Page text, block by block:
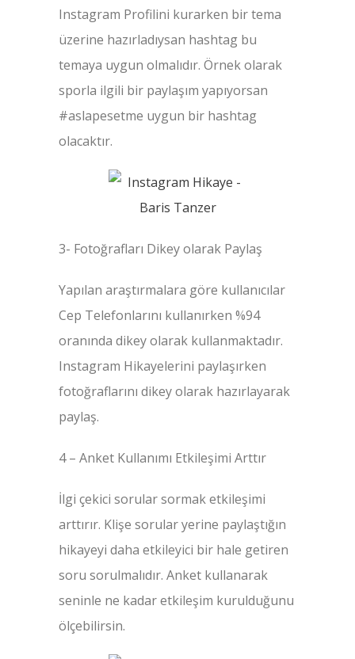
Instagram Profilini kurarken bir tema
üzerine hazırladıysan hashtag bu
temaya uygun olmalıdır. Örnek olarak
sporla ilgili bir paylaşım yapıyorsan
#aslapesetme uygun bir hashtag
olacaktır.
3- Fotoğrafları Dikey olarak Paylaş
Yapılan araştırmalara göre kullanıcılar
Cep Telefonlarını kullanırken %94
oranında dikey olarak kullanmaktadır.
Instagram Hikayelerini paylaşırken
fotoğraflarını dikey olarak hazırlayarak
paylaş.
4 – Anket Kullanımı Etkileşimi Arttır
İlgi çekici sorular sormak etkileşimi
arttırır. Klişe sorular yerine paylaştığın
hikayeyi daha etkileyici bir hale getiren
soru sorulmalıdır. Anket kullanarak
seninle ne kadar etkileşim kurulduğunu
ölçebilirsin.